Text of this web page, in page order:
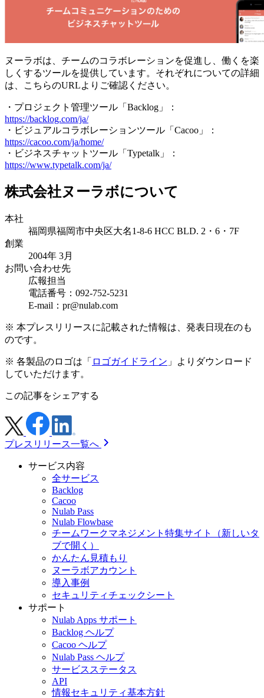
ヌーラボは、チームのコラボレーションを促進し、働くを楽
しくするツールを提供しています。それぞれについての詳細
は、こちらのURLよりご確認ください。
・プロジェクト管理ツール「Backlog」：
https://backlog.com/ja/
・ビジュアルコラボレーションツール「Cacoo」：
https://cacoo.com/ja/home/
・ビジネスチャットツール「Typetalk」：
https://www.typetalk.com/ja/
株式会社ヌーラボについて
本社
福岡県福岡市中央区大名1-8-6 HCC BLD. 2・6・7F
創業
2004年 3月
お問い合わせ先
広報担当
電話番号：092-752-5231
E-mail：pr@nulab.com
※ 本プレスリリースに記載された情報は、発表日現在のも
のです。
※ 各製品のロゴは「 ロゴガイドライン 」よりダウンロード
していただけます。
この記事をシェアする
プレスリリース一覧へ
サービス内容
全サービス
Backlog
Cacoo
Nulab Pass
Nulab Flowbase
チームワークマネジメント特集サイト
（新しいタ
ブで開く）
かんたん見積もり
ヌーラボアカウント
導入事例
セキュリティチェックシート
サポート
Nulab Apps サポート
Backlog ヘルプ
Cacoo ヘルプ
Nulab Pass ヘルプ
サービスステータス
API
情報セキュリティ基本方針